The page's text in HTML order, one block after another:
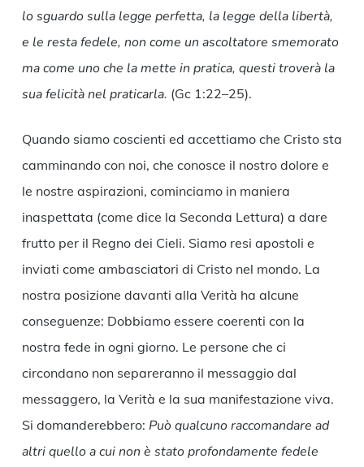
lo sguardo sulla legge perfetta, la legge della libertà,
e le resta fedele, non come un ascoltatore smemorato
ma come uno che la mette in pratica, questi troverà la
sua felicità nel praticarla. (Gc 1:22–25).
Quando siamo coscienti ed accettiamo che Cristo sta
camminando con noi, che conosce il nostro dolore e
le nostre aspirazioni, cominciamo in maniera
inaspettata (come dice la Seconda Lettura) a dare
frutto per il Regno dei Cieli. Siamo resi apostoli e
inviati come ambasciatori di Cristo nel mondo. La
nostra posizione davanti alla Verità ha alcune
conseguenze: Dobbiamo essere coerenti con la
nostra fede in ogni giorno. Le persone che ci
circondano non separeranno il messaggio dal
messaggero, la Verità e la sua manifestazione viva.
Si domanderebbero: Può qualcuno raccomandare ad
altri quello a cui non è stato profondamente fedele